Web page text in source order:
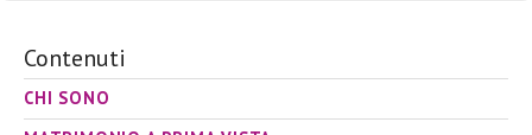
Contenuti
CHI SONO